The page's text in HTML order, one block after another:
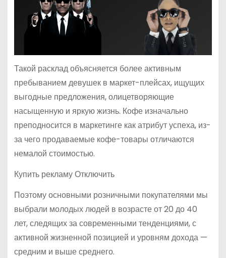
Такой расклад объясняется более активным
пребыванием девушек в маркет-плейсах, ищущих
выгодные предложения, олицетворяющие
насыщенную и яркую жизнь. Кофе изначально
преподносится в маркетинге как атрибут успеха, из-
за чего продаваемые кофе-товары отличаются
немалой стоимостью.
Купить рекламу Отключить
Поэтому основными розничными покупателями мы
выбрали молодых людей в возрасте от 20 до 40
лет, следящих за современными тенденциями, с
активной жизненной позицией и уровням дохода —
средним и выше среднего.